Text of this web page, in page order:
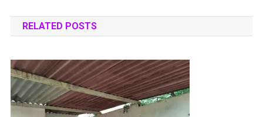
de
entradas
RELATED POSTS